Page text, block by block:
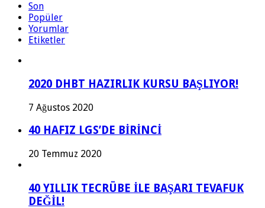
Son
Popüler
Yorumlar
Etiketler
2020 DHBT HAZIRLIK KURSU BAŞLIYOR!
7 Ağustos 2020
40 HAFIZ LGS’DE BİRİNCİ
20 Temmuz 2020
40 YILLIK TECRÜBE İLE BAŞARI TEVAFUK
DEĞİL!